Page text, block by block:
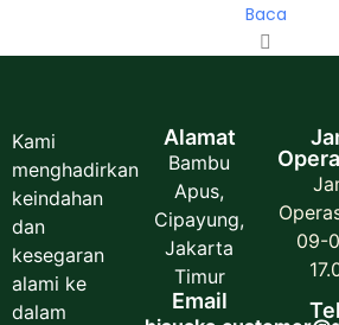
Baca
Kami
menghadirkan
keindahan
dan
kesegaran
alami ke
dalam
Alamat
Bambu
Apus,
Cipayung,
Jakarta
Timur
Email
09-